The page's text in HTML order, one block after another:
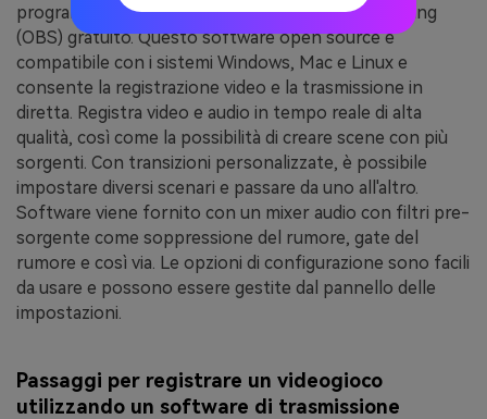
programmi popolari è il software Open Broadcasting
(OBS) gratuito. Questo software open source è
compatibile con i sistemi Windows, Mac e Linux e
consente la registrazione video e la trasmissione in
diretta. Registra video e audio in tempo reale di alta
qualità, così come la possibilità di creare scene con più
sorgenti. Con transizioni personalizzate, è possibile
impostare diversi scenari e passare da uno all'altro.
Software viene fornito con un mixer audio con filtri pre-
sorgente come soppressione del rumore, gate del
rumore e così via. Le opzioni di configurazione sono facili
da usare e possono essere gestite dal pannello delle
impostazioni.
Passaggi per registrare un videogioco
utilizzando un software di trasmissione